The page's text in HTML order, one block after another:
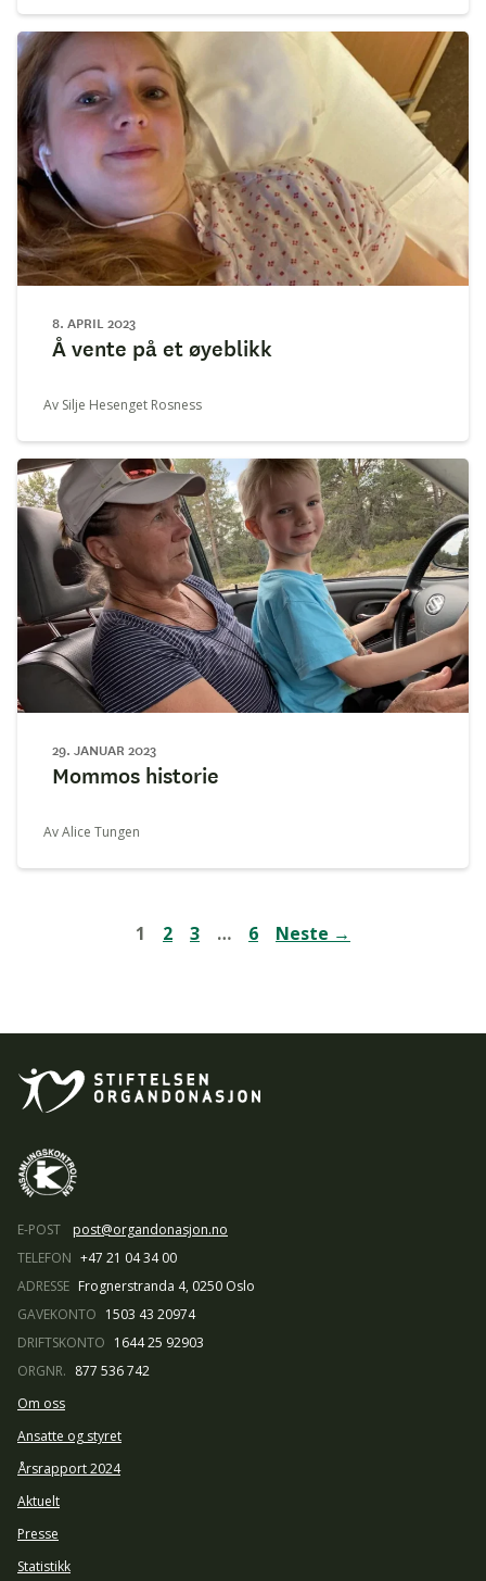
8. APRIL 2023
Å vente på et øyeblikk
Av Silje Hesenget Rosness
29. JANUAR 2023
Mommos historie
Av Alice Tungen
1 2 3 … 6 Neste →
E-POST
post@organdonasjon.no
TELEFON +47 21 04 34 00
ADRESSE Frognerstranda 4, 0250 Oslo
GAVEKONTO 1503 43 20974
DRIFTSKONTO 1644 25 92903
ORGNR. 877 536 742
Om oss
Ansatte og styret
Årsrapport 2024
Aktuelt
Presse
Statistikk